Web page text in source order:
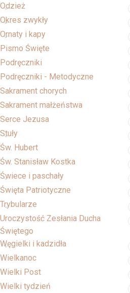
Odzież
Okres zwykły
Ornaty i kapy
Pismo Święte
Podręczniki
Podręczniki - Metodyczne
Sakrament chorych
Sakrament małżeństwa
Serce Jezusa
Stuły
Św. Hubert
Św. Stanisław Kostka
Świece i paschały
Święta Patriotyczne
Trybularze
Uroczystość Zesłania Ducha
Świętego
Węgielki i kadzidła
Wielkanoc
Wielki Post
Wielki tydzień